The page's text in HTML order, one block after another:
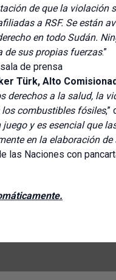
de que la violación
a RSF. Se están
en todo Sudán.
de sus propias fuerzas.”
sala de prensa
Türk, Alto
derechos a la salud, la
combustibles fósiles,”
y es esencial que
en la elaboración
las Naciones con